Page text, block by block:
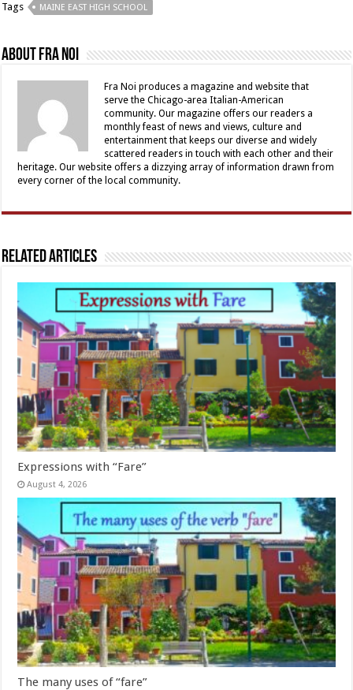
Tags MAINE EAST HIGH SCHOOL
About Fra Noi
Fra Noi produces a magazine and website that
serve the Chicago-area Italian-American
community. Our magazine offers our readers a
monthly feast of news and views, culture and
entertainment that keeps our diverse and widely
scattered readers in touch with each other and their
heritage. Our website offers a dizzying array of information drawn from
every corner of the local community.
Related Articles
Expressions with “Fare”
August 4, 2026
The many uses of “fare”